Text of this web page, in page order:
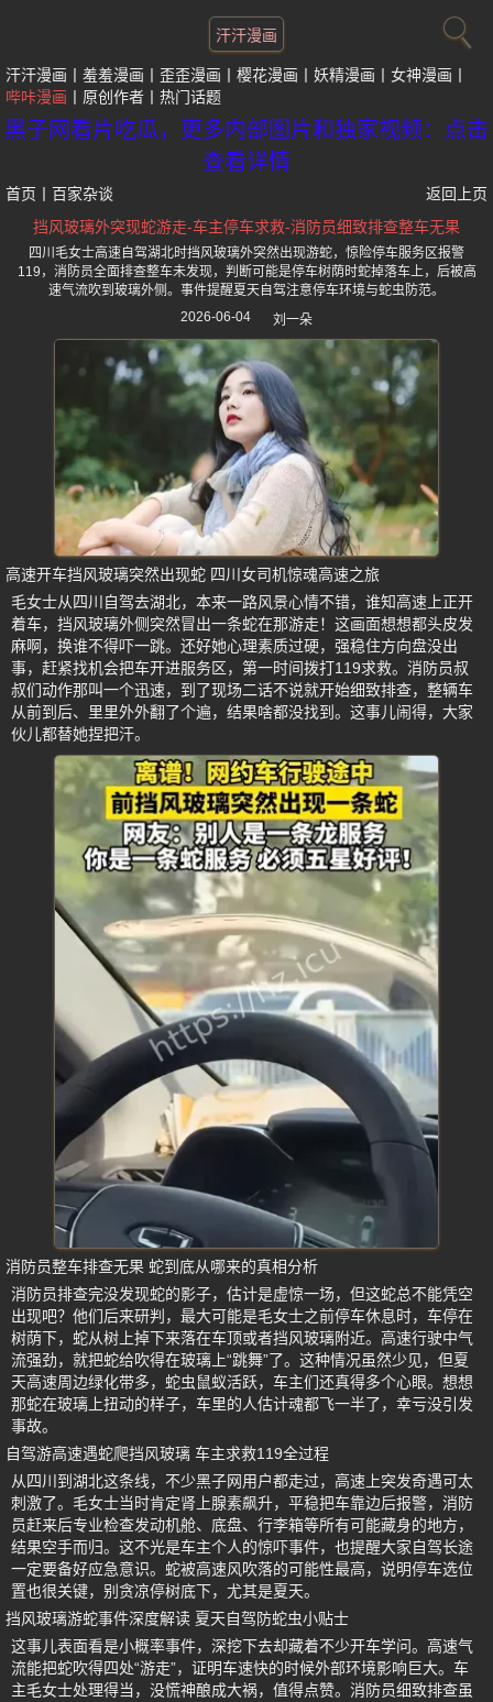
汗汗漫画
汗汗漫画 羞羞漫画 歪歪漫画 樱花漫画 妖精漫画
女神漫画
哔咔漫画
原创作者 热门话题
黑子网看片吃瓜，更多内部图片和独家视频：点击
查看详情
首页 百家杂谈
返回上页
挡风玻璃外突现蛇游走-车主停车求救-消防员细致排查整车无果
四川毛女士高速自驾湖北时挡风玻璃外突然出现游蛇，惊险停车服务区报警
119，消防员全面排查整车未发现，判断可能是停车树荫时蛇掉落车上，后被高
速气流吹到玻璃外侧。事件提醒夏天自驾注意停车环境与蛇虫防范。
2026-06-04
刘一朵
高速开车挡风玻璃突然出现蛇 四川女司机惊魂高速之旅
毛女士从四川自驾去湖北，本来一路风景心情不错，谁知高速上正开
着车，挡风玻璃外侧突然冒出一条蛇在那游走！这画面想想都头皮发
麻啊，换谁不得吓一跳。还好她心理素质过硬，强稳住方向盘没出
事，赶紧找机会把车开进服务区，第一时间拨打119求救。消防员叔
叔们动作那叫一个迅速，到了现场二话不说就开始细致排查，整辆车
从前到后、里里外外翻了个遍，结果啥都没找到。这事儿闹得，大家
伙儿都替她捏把汗。
消防员整车排查无果 蛇到底从哪来的真相分析
消防员排查完没发现蛇的影子，估计是虚惊一场，但这蛇总不能凭空
出现吧？他们后来研判，最大可能是毛女士之前停车休息时，车停在
树荫下，蛇从树上掉下来落在车顶或者挡风玻璃附近。高速行驶中气
流强劲，就把蛇给吹得在玻璃上“跳舞”了。这种情况虽然少见，但夏
天高速周边绿化带多，蛇虫鼠蚁活跃，车主们还真得多个心眼。想想
那蛇在玻璃上扭动的样子，车里的人估计魂都飞一半了，幸亏没引发
事故。
自驾游高速遇蛇爬挡风玻璃 车主求救119全过程
从四川到湖北这条线，不少黑子网用户都走过，高速上突发奇遇可太
刺激了。毛女士当时肯定肾上腺素飙升，平稳把车靠边后报警，消防
员赶来后专业检查发动机舱、底盘、行李箱等所有可能藏身的地方，
结果空手而归。这不光是车主个人的惊吓事件，也提醒大家自驾长途
一定要备好应急意识。蛇被高速风吹落的可能性最高，说明停车选位
置也很关键，别贪凉停树底下，尤其是夏天。
挡风玻璃游蛇事件深度解读 夏天自驾防蛇虫小贴士
这事儿表面看是小概率事件，深挖下去却藏着不少开车学问。高速气
流能把蛇吹得四处“游走”，证明车速快的时候外部环境影响巨大。车
主毛女士处理得当，没慌神酿成大祸，值得点赞。消防员细致排查虽